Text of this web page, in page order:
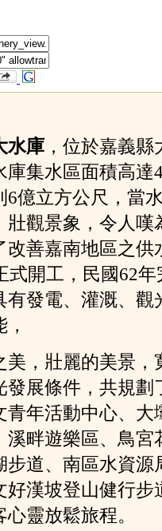
水庫 ，位於嘉義
庫集水區面積高達
億立方公尺，當
壯觀景象，令人嘆
改善嘉南地區之供
式開工，民國62年
有發電、灌溉、觀
美，壯麗的美景，
展條件，共規劃
青年活動中心、大
溪畔遊樂區、鳥宮
步道、南區水資源
好漢坡登山健行步
靈放鬆旅程。